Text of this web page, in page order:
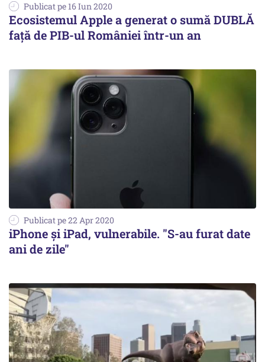
Publicat pe 16 Iun 2020
Ecosistemul Apple a generat o sumă DUBLĂ
față de PIB-ul României într-un an
Publicat pe 22 Apr 2020
iPhone şi iPad, vulnerabile. "S-au furat date
ani de zile"